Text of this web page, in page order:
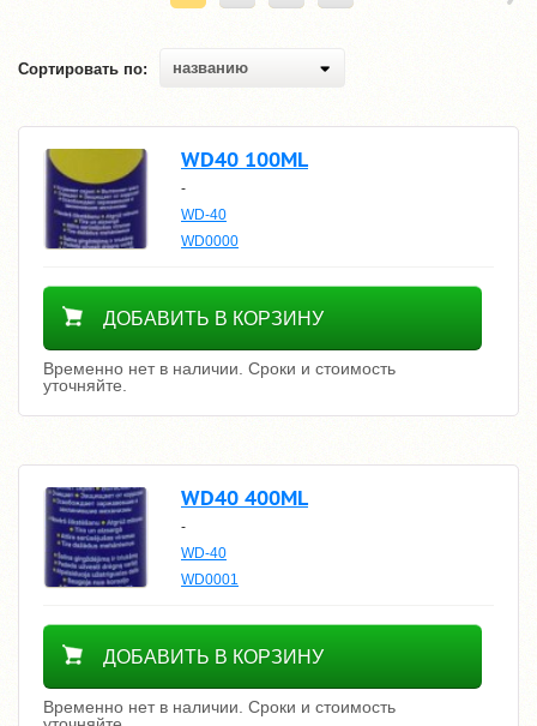
Сортировать по: названию
WD40 100ML
-
WD-40
WD0000
Уточнить цену
ДОБАВИТЬ В КОРЗИНУ
Временно нет в наличии. Сроки и стоимость
уточняйте.
WD40 400ML
-
WD-40
WD0001
Уточнить цену
ДОБАВИТЬ В КОРЗИНУ
Временно нет в наличии. Сроки и стоимость